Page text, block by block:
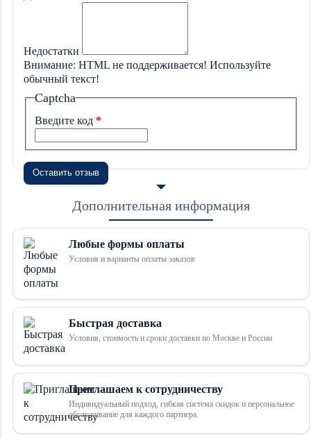
Недостатки
Внимание: HTML не поддерживается! Используйте
обычный текст!
Captcha
Введите код
Оставить отзыв
Дополнительная информация
Любые формы оплаты
Условия и варианты оплаты заказов
Быстрая доставка
Условия, стоимость и сроки доставки по Москве и России
Приглашаем к сотрудничеству
Индивидуальный подход, гибкая система скидок и персональное
обслуживание для каждого партнера.